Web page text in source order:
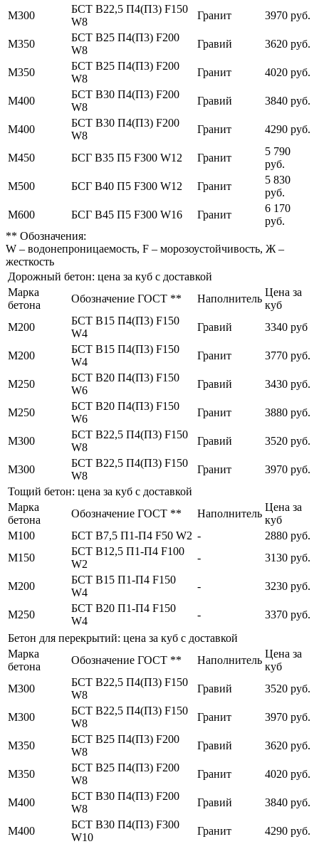
М300
БСТ В22,5 П4(П3) F150
W8
Гранит 3970 руб.
М350
БСТ В25 П4(П3) F200
W8
Гравий 3620 руб.
М350
БСТ В25 П4(П3) F200
W8
Гранит 4020 руб.
М400
БСТ В30 П4(П3) F200
W8
Гравий 3840 руб.
М400
БСТ В30 П4(П3) F200
W8
Гранит 4290 руб.
М450 БСГ В35 П5 F300 W12 Гранит
5 790
руб.
М500
БСГ В40 П5 F300 W12 Гранит
5 830
руб.
М600
БСГ В45 П5 F300 W16 Гранит
6 170
руб.
** Обозначения:
W – водонепроницаемость, F – морозоустойчивость, Ж –
жесткость
Дорожный бетон: цена за куб с доставкой
Марка
бетона
Обозначение ГОСТ ** Наполнитель
Цена за
куб
М200
БСТ В15 П4(П3) F150
W4
Гравий 3340 руб
М200
БСТ В15 П4(П3) F150
W4
Гранит 3770 руб.
М250
БСТ В20 П4(П3) F150
W6
Гравий 3430 руб.
М250
БСТ В20 П4(П3) F150
W6
Гранит 3880 руб.
М300
БСТ В22,5 П4(П3) F150
W8
Гравий 3520 руб.
М300
БСТ В22,5 П4(П3) F150
W8
Гранит
3970 руб.
Тощий бетон: цена за куб с доставкой
Марка
бетона
Обозначение ГОСТ ** Наполнитель
Цена за
куб
М100
БСТ В7,5 П1-П4 F50 W2 -
2880 руб.
М150
БСТ В12,5 П1-П4 F100
W2
- 3130 руб.
М200
БСТ В15 П1-П4 F150
W4
- 3230 руб.
М250
БСТ В20 П1-П4 F150
W4
-
3370 руб.
Бетон для перекрытий: цена за куб с доставкой
Марка
бетона
Обозначение ГОСТ ** Наполнитель
Цена за
куб
М300
БСТ В22,5 П4(П3) F150
W8
Гравий 3520 руб.
М300
БСТ В22,5 П4(П3) F150
W8
Гранит 3970 руб.
М350
БСТ В25 П4(П3) F200
W8
Гравий 3620 руб.
М350
БСТ В25 П4(П3) F200
W8
Гранит 4020 руб.
М400
БСТ В30 П4(П3) F200
W8
Гравий 3840 руб.
М400
БСТ В30 П4(П3) F300
W10
Гранит
4290 руб.